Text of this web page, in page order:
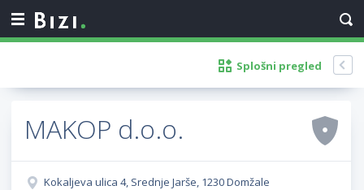
Splošni pregled
MAKOP d.o.o.
Kokaljeva ulica 4, Srednje Jarše, 1230 Domžale